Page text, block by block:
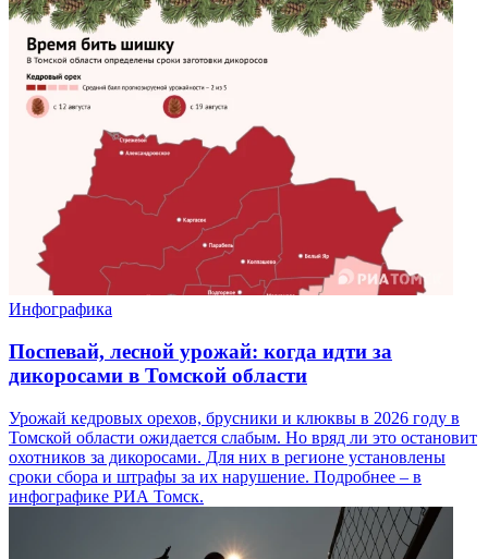
Инфографика
Поспевай, лесной урожай: когда идти за
дикоросами в Томской области
Урожай кедровых орехов, брусники и клюквы в 2026 году в
Томской области ожидается слабым. Но вряд ли это остановит
охотников за дикоросами. Для них в регионе установлены
сроки сбора и штрафы за их нарушение. Подробнее – в
инфографике РИА Томск.